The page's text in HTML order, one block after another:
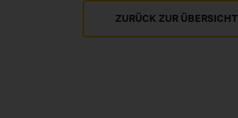
ZURÜCK ZUR ÜBERSICHT